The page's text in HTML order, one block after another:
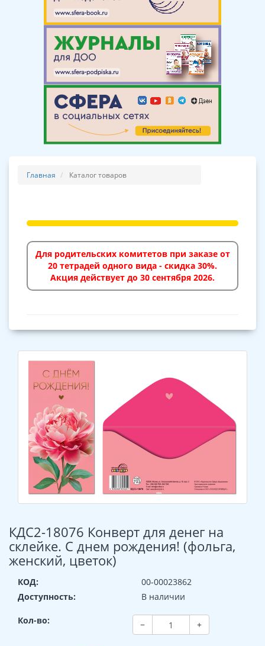
Главная Каталог товаров
Для родительских комитетов при заказе от
20 тетрадей одного вида - скидка 30%.
Акция действует до 30 сентября 2026.
КДС2-18076 Конверт для денег на
склейке. С днем рождения! (фольга,
женский, цветок)
КОД:
00-00023862
Доступность:
В наличии
Кол-во: − +